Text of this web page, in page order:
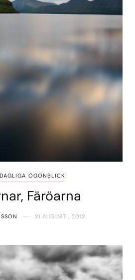
ÖGONBLICK
Färöarna
21 AUGUSTI, 2012